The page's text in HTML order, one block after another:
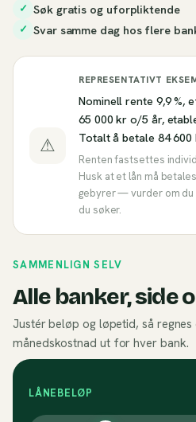
✓ Søk gratis og uforpliktende
✓ Svar samme dag hos flere
⚠
REPRESENTATIVT
Nominell rente 9,9 %,
65 000 kr o/5 år,
Totalt å betale 84
Renten fastsettes
Husk at et lån må
gebyrer — vurder om
du søker.
SAMMENLIGN SELV
Alle banker, side
Justér beløp og løpetid, så
månedskostnad ut for hver bank.
LÅNEBELØP